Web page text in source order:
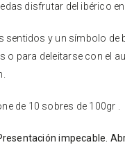
disfrutar del ibérico
sentidos y un símbolo de
o para deleitarse con el
de 10 sobres de 100gr .
impecable.